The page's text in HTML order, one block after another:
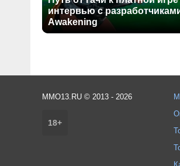
интервью с
Awakening
MMO13.RU © 2013 - 2026
18+